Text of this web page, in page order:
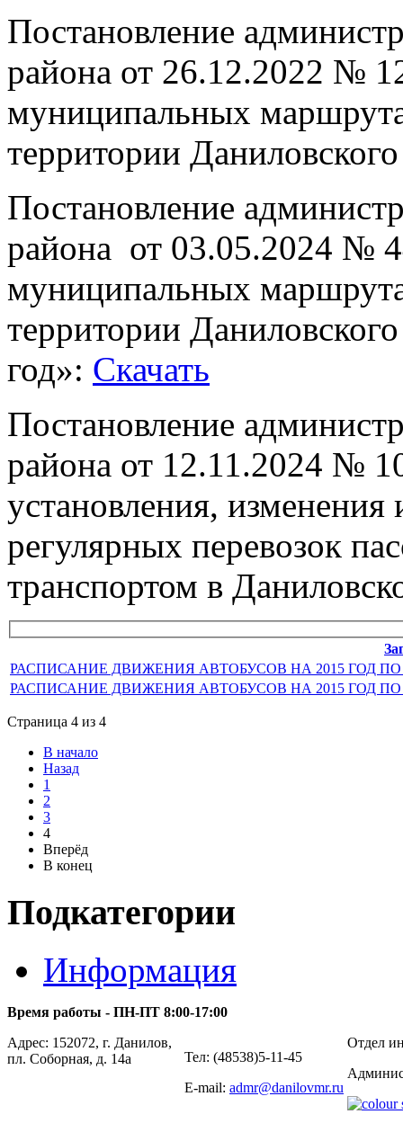
Постановление
района от 26.12.2022 №
муниципальных
территории
Постановление
района от 03.05.2024 №
муниципальных
территории
год»: Скачать
Постановление
района от 12.11.2024 №
установления,
регулярных перевозок
транспортом в
РАСПИСАНИЕ ДВИЖЕНИЯ АВТОБУСОВ НА 2015 ГОД
РАСПИСАНИЕ ДВИЖЕНИЯ АВТОБУСОВ НА 2015 ГОД
Страница 4 из 4
В начало
Назад
1
2
3
4
Вперёд
В конец
Подкатегории
Информация
Время работы - ПН-ПТ 8:00-17:00
Адрес: 152072, г. Данилов,
пл. Соборная, д. 14а
Тел: (48538)5-11-45
E-mail: admr@danilovmr.ru
Отдел